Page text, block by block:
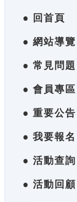
● 回首頁
● 網站導覽
● 常見問題
● 會員專區
● 重要公告
● 我要報名
● 活動查詢
● 活動回顧